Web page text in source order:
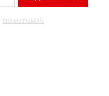
политикой